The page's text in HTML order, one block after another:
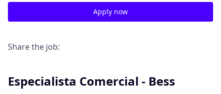
Apply now
Share the job:
Especialista Comercial - Bess